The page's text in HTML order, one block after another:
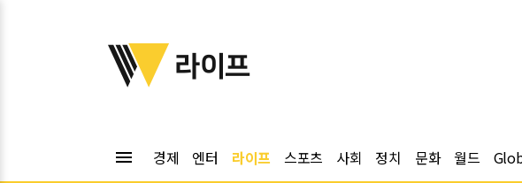
위키트리
라이프
menu 경제 엔터 라이프 스포츠 사회 정치 문화 월드